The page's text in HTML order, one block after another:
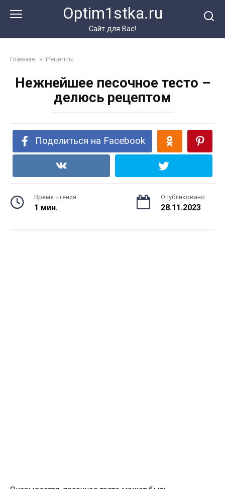
Optim1stka.ru
Сайт для Вас!
Главная » Рецепты
Нежнейшее песочное тесто –
делюсь рецептом
Поделиться на Facebook
Время чтения
1 мин.
Опубликовано
28.11.2023